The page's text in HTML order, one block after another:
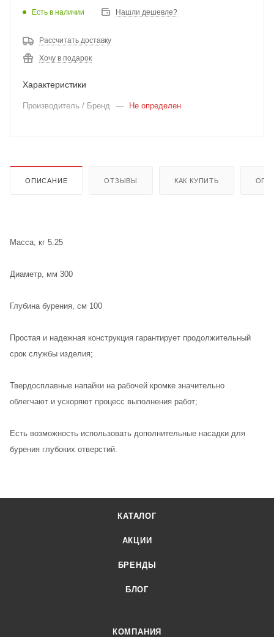
Есть в наличии Нашли дешевле?
Рассчитать доставку
Хочу в подарок
Характеристики
Производитель / Бренд — Не определен
ОПИСАНИЕ ОТЗЫВЫ КАК КУПИТЬ
Масса, кг 5.25
Диаметр, мм 300
Глубина бурения, см 100
Простая и надежная конструкция гарантирует продолжительный
срок службы изделия;
Твердосплавные напайки на рабочей кромке значительно
облегчают и ускоряют процесс выполнения работ;
Есть возможность использовать дополнительные насадки для
бурения глубоких отверстий.
КАТАЛОГ
АКЦИИ
БРЕНДЫ
БЛОГ
КОМПАНИЯ